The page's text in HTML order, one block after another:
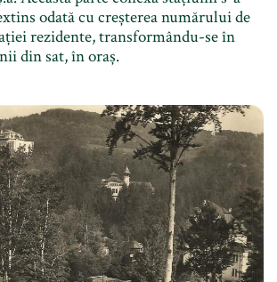
odată cu creșterea numărului de
rezidente, transformându-se în
din sat, în oraș.